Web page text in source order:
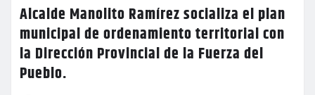
Alcalde Manolito Ramírez socializa el plan
municipal de ordenamiento territorial con
la Dirección Provincial de la Fuerza del
Pueblo.